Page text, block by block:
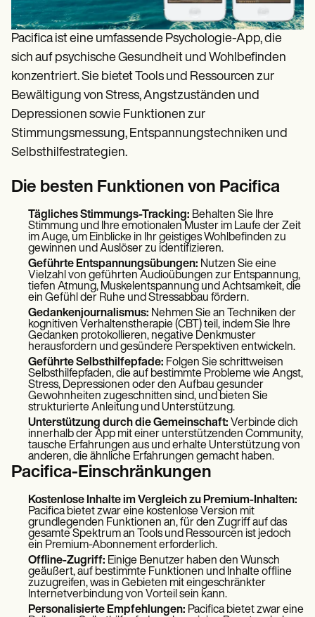
Pacifica ist eine umfassende Psychologie-App, die
sich auf psychische Gesundheit und Wohlbefinden
konzentriert. Sie bietet Tools und Ressourcen zur
Bewältigung von Stress, Angstzuständen und
Depressionen sowie Funktionen zur
Stimmungsmessung, Entspannungstechniken und
Selbsthilfestrategien.
Die besten Funktionen von Pacifica
Tägliches Stimmungs-Tracking: Behalten Sie Ihre
Stimmung und Ihre emotionalen Muster im Laufe der Zeit
im Auge, um Einblicke in Ihr geistiges Wohlbefinden zu
gewinnen und Auslöser zu identifizieren.
Geführte Entspannungsübungen: Nutzen Sie eine
Vielzahl von geführten Audioübungen zur Entspannung,
tiefen Atmung, Muskelentspannung und Achtsamkeit, die
ein Gefühl der Ruhe und Stressabbau fördern.
Gedankenjournalismus: Nehmen Sie an Techniken der
kognitiven Verhaltenstherapie (CBT) teil, indem Sie Ihre
Gedanken protokollieren, negative Denkmuster
herausfordern und gesündere Perspektiven entwickeln.
Geführte Selbsthilfepfade: Folgen Sie schrittweisen
Selbsthilfepfaden, die auf bestimmte Probleme wie Angst,
Stress, Depressionen oder den Aufbau gesunder
Gewohnheiten zugeschnitten sind, und bieten Sie
strukturierte Anleitung und Unterstützung.
Unterstützung durch die Gemeinschaft: Verbinde dich
innerhalb der App mit einer unterstützenden Community,
tausche Erfahrungen aus und erhalte Unterstützung von
anderen, die ähnliche Erfahrungen gemacht haben.
Pacifica-Einschränkungen
Kostenlose Inhalte im Vergleich zu Premium-Inhalten:
Pacifica bietet zwar eine kostenlose Version mit
grundlegenden Funktionen an, für den Zugriff auf das
gesamte Spektrum an Tools und Ressourcen ist jedoch
ein Premium-Abonnement erforderlich.
Offline-Zugriff: Einige Benutzer haben den Wunsch
geäußert, auf bestimmte Funktionen und Inhalte offline
zuzugreifen, was in Gebieten mit eingeschränkter
Internetverbindung von Vorteil sein kann.
Personalisierte Empfehlungen: Pacifica bietet zwar eine